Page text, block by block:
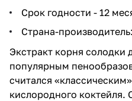
Срок годности - 12
Страна-
Экстракт корня
популярным
считался
кислородного коктейля.